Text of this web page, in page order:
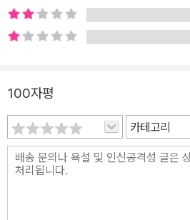
매력인 지원이, 자신보다 가족과 친구를
한 듯 보이지만 속은 누구보다 여리고 따
다른 열일곱 세 친구의 공통점은 상대방
여학생이거나 학창 시절의 예민한 시기
공감할 정도로 작가는 세 명의 주인공
정 변화와 한쪽으로 기울게 되는 마음을
다. 또한 작가는 섣불리 내뱉은 말 한마
파장을 일으킬 수 있는지 일깨울 뿐만 아
100자평
카테고리